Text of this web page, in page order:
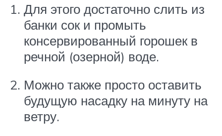
Для этого достаточно слить из
банки сок и промыть
консервированный горошек в
речной (озерной) воде.
Можно также просто оставить
будущую насадку на минуту на
ветру.